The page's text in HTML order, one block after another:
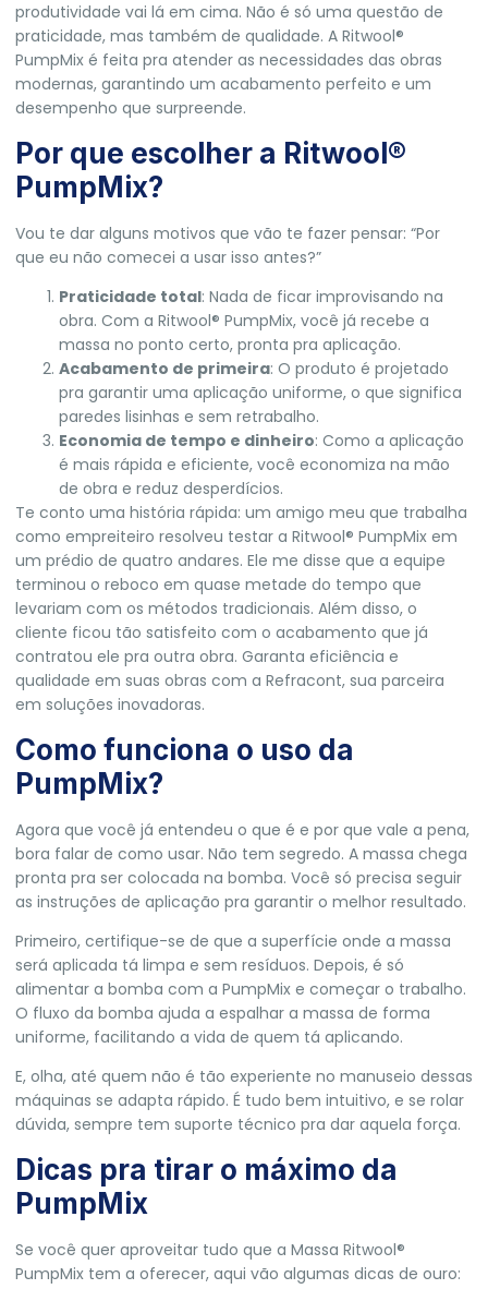
produtividade vai lá em cima. Não é só uma questão de
praticidade, mas também de qualidade. A Ritwool®
PumpMix é feita pra atender as necessidades das obras
modernas, garantindo um acabamento perfeito e um
desempenho que surpreende.
Por que escolher a Ritwool®
PumpMix?
Vou te dar alguns motivos que vão te fazer pensar: “Por
que eu não comecei a usar isso antes?”
Praticidade total: Nada de ficar improvisando na
obra. Com a Ritwool® PumpMix, você já recebe a
massa no ponto certo, pronta pra aplicação.
Acabamento de primeira: O produto é projetado
pra garantir uma aplicação uniforme, o que significa
paredes lisinhas e sem retrabalho.
Economia de tempo e dinheiro: Como a aplicação
é mais rápida e eficiente, você economiza na mão
de obra e reduz desperdícios.
Te conto uma história rápida: um amigo meu que trabalha
como empreiteiro resolveu testar a Ritwool® PumpMix em
um prédio de quatro andares. Ele me disse que a equipe
terminou o reboco em quase metade do tempo que
levariam com os métodos tradicionais. Além disso, o
cliente ficou tão satisfeito com o acabamento que já
contratou ele pra outra obra. Garanta eficiência e
qualidade em suas obras com a Refracont, sua parceira
em soluções inovadoras.
Como funciona o uso da
PumpMix?
Agora que você já entendeu o que é e por que vale a pena,
bora falar de como usar. Não tem segredo. A massa chega
pronta pra ser colocada na bomba. Você só precisa seguir
as instruções de aplicação pra garantir o melhor resultado.
Primeiro, certifique-se de que a superfície onde a massa
será aplicada tá limpa e sem resíduos. Depois, é só
alimentar a bomba com a PumpMix e começar o trabalho.
O fluxo da bomba ajuda a espalhar a massa de forma
uniforme, facilitando a vida de quem tá aplicando.
E, olha, até quem não é tão experiente no manuseio dessas
máquinas se adapta rápido. É tudo bem intuitivo, e se rolar
dúvida, sempre tem suporte técnico pra dar aquela força.
Dicas pra tirar o máximo da
PumpMix
Se você quer aproveitar tudo que a Massa Ritwool®
PumpMix tem a oferecer, aqui vão algumas dicas de ouro: